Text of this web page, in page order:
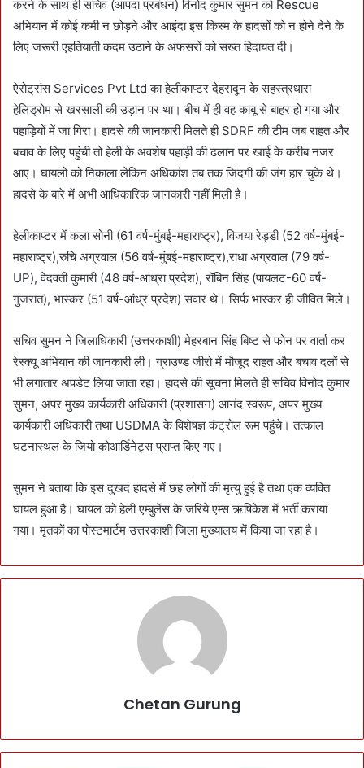
करने के साथ ही सचिव (आपदा प्रबंधन) विनोद कुमार सुमन को Rescue
अभियान में कोई कमी न छोड़ने और आइंदा इस किस्म के हादसों को न होने देने के
लिए जरूरी एहतियाती कदम उठाने के अफसरों को सख्त हिदायत दी।
ऐरोट्रांस Services Pvt Ltd का हेलीकाप्टर देहरादून के सहस्त्रधारा
हेलिड्रोम से खरसाली की उड़ान पर था। बीच में ही वह काबू से बाहर हो गया और
पहाड़ियों में जा गिरा। हादसे की जानकारी मिलते ही SDRF की टीम जब राहत और
बचाव के लिए पहुंची तो हेली के अवशेष पहाड़ी की ढलान पर खाई के करीब नजर
आए। घायलों को निकाला लेकिन अधिकांश तब तक जिंदगी की जंग हार चुके थे।
हादसे के बारे में अभी आधिकारिक जानकारी नहीं मिली है।
हेलीकाप्टर में कला सोनी (61 वर्ष-मुंबई-महाराष्ट्र), विजया रेड्डी (52 वर्ष-मुंबई-
महाराष्ट्र),रुचि अग्रवाल (56 वर्ष-मुंबई-महाराष्ट्र),राधा अग्रवाल (79 वर्ष-
UP), वेदवती कुमारी (48 वर्ष-आंध्रा प्रदेश), रॉबिन सिंह (पायलट-60 वर्ष-
गुजरात), भास्कर (51 वर्ष-आंध्र प्रदेश) सवार थे। सिर्फ भास्कर ही जीवित मिले।
सचिव सुमन ने जिलाधिकारी (उत्तरकाशी) मेहरबान सिंह बिष्ट से फोन पर वार्ता कर
रेस्क्यू अभियान की जानकारी ली। ग्राउण्ड जीरो में मौजूद राहत और बचाव दलों से
भी लगातार अपडेट लिया जाता रहा। हादसे की सूचना मिलते ही सचिव विनोद कुमार
सुमन, अपर मुख्य कार्यकारी अधिकारी (प्रशासन) आनंद स्वरूप, अपर मुख्य
कार्यकारी अधिकारी तथा USDMA के विशेषज्ञ कंट्रोल रूम पहुंचे। तत्काल
घटनास्थल के जियो कोआर्डिनेट्स प्राप्त किए गए।
सुमन ने बताया कि इस दुखद हादसे में छह लोगों की मृत्यु हुई है तथा एक व्यक्ति
घायल हुआ है। घायल को हेली एम्बुलेंस के जरिये एम्स ऋषिकेश में भर्ती कराया
गया। मृतकों का पोस्टमार्टम उत्तरकाशी जिला मुख्यालय में किया जा रहा है।
Chetan Gurung